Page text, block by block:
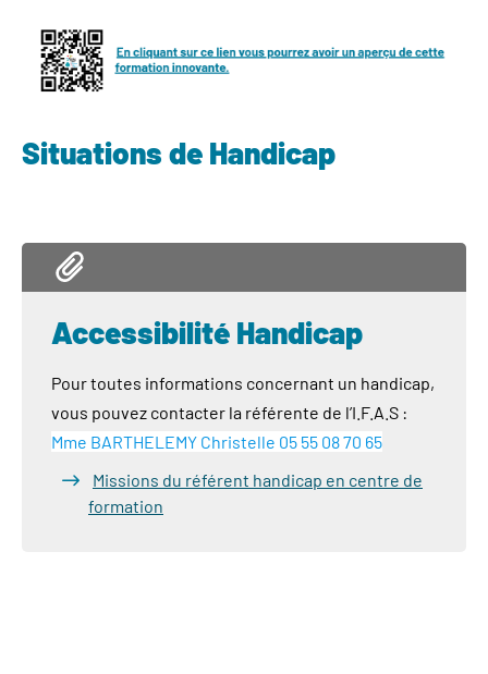
Situations de Handicap
Accessibilité Handicap
Pour toutes informations concernant un handicap,
vous pouvez contacter la référente de l’I.F.A.S :
Mme BARTHELEMY Christelle 05 55 08 70 65
Missions du référent handicap en centre de
formation